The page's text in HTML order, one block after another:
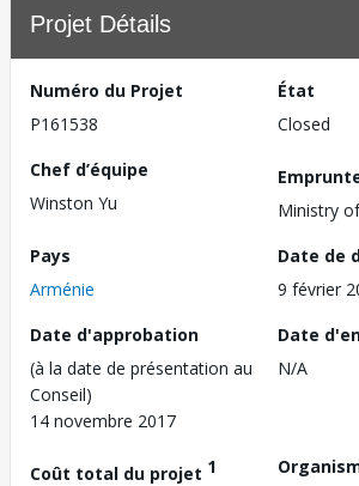
Projet Détails
Numéro du Projet
P161538
État
Closed
Chef d’équipe
Winston Yu
Ministry
Pays
Arménie
Date de
9 février
Date d'approbation
(à la date de présentation au
Conseil)
14 novembre 2017
Date
N/A
Coût total du projet 1